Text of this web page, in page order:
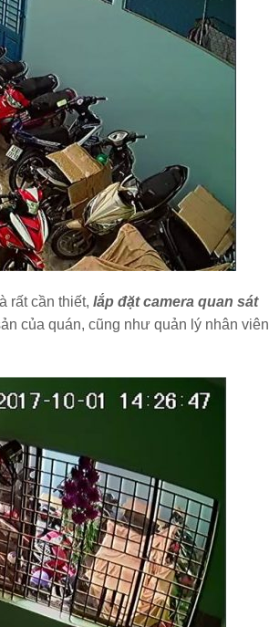
rất cần thiết, lắp đặt camera quan sát
của quán, cũng như quản lý nhân viên